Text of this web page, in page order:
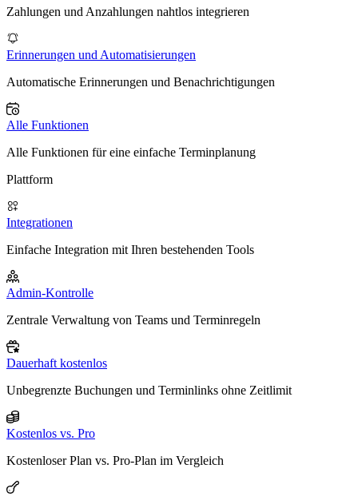
Zahlungen und Anzahlungen nahtlos integrieren
Erinnerungen und Automatisierungen
Automatische Erinnerungen und Benachrichtigungen
Alle Funktionen
Alle Funktionen für eine einfache Terminplanung
Plattform
Integrationen
Einfache Integration mit Ihren bestehenden Tools
Admin-Kontrolle
Zentrale Verwaltung von Teams und Terminregeln
Dauerhaft kostenlos
Unbegrenzte Buchungen und Terminlinks ohne Zeitlimit
Kostenlos vs. Pro
Kostenloser Plan vs. Pro-Plan im Vergleich